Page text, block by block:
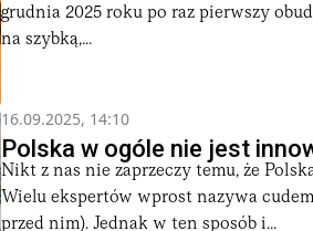
grudnia 2025 roku po raz pierwszy
na szybką,...
16.09.2025, 14:10
Polska w ogóle nie jest
Nikt z nas nie zaprzeczy temu, że
Wielu ekspertów wprost nazywa
przed nim). Jednak w ten sposób i...